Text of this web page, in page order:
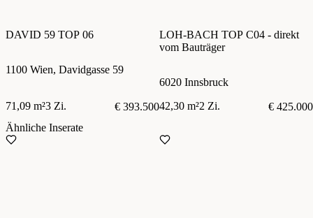
DAVID 59 TOP 06
1100 Wien, Davidgasse 59
71,09 m²3 Zi. € 393.500
LOH-BACH TOP C04 - direkt
vom Bauträger
6020 Innsbruck
42,30 m²2 Zi.
€ 425.000
Ähnliche Inserate